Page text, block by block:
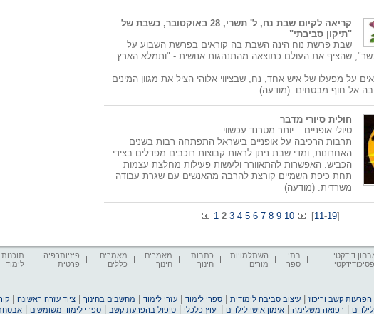
קריאה לקיום שבת נח, ל' תשרי, 28 באוקטובר, כשבת של
"תיקון סביבתי"
שבת פרשת נוח הינה השבת בה קוראים בפרשת השבוע על
שהציף את העולם כתוצאה מהתנהגות אנושית - "ותמלא הארץ
על מפעלו של איש אחד, נח, שבציווי אלוהי הציל את מגוון המינים
אל חוף מבטחים. (מודעה)
חולית סיורי מדבר
טיולי אופניים – יותר מטרנד עכשווי
תרבות הרכיבה על אופניים בישראל התפתחה רבות בשנים
האחרונות, ומדי שבת ניתן לראות קבוצות רוכבים מפדלים בצידי
הכביש. האפשרות להתאוורר ולעשות פעילות מחלצת עצמות
תחת כיפת השמיים קורצת להרבה מהאנשים עם שגרת עבודה
משרדית. (מודעה)
1 2 3 4 5 6 7 8 9 10 [11-19]
דידקטי
בתי
ספר
השתלמויות
מורים
כתבות
חינוך
מאמרים
חינוך
מאמרים
כללים
פיזיותרפיה
פרטית
תוכנות
לימוד
הפרעות קשב וריכוז |עיצוב סביבה לימודית |ספרי לימוד |עזרי לימוד מחשבים בחינוך |ציוד עזרה ראשונה |
רפואה משלימה |אימון אישי לילדים יעוץ כלכלי |טיפול בהפרעת קשב |ספרי לימוד משומשים |